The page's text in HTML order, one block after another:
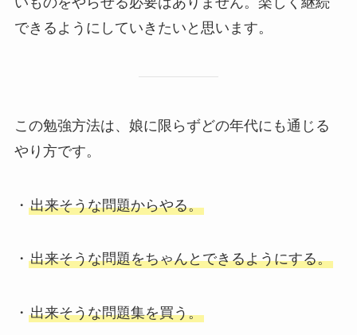
できるようにしていきたいと思います。
この勉強方法は、娘に限らずどの年代にも通じる
やり方です。
・ 出来そうな問題からやる。
・ 出来そうな問題をちゃんとできるようにする。
・ 出来そうな問題集を買う。